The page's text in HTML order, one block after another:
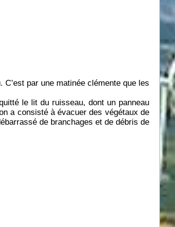
par une matinée clémente que les
le lit du ruisseau, dont un panneau
a consisté à évacuer des végétaux de
de branchages et de débris de